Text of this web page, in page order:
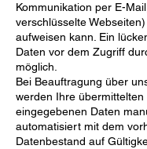
Kommunikation per E-
verschlüsselte
aufweisen kann. Ein
Daten vor dem Zugriff
möglich.
Bei Beauftragung über
werden Ihre übermittelten
eingegebenen Daten
automatisiert mit dem
Datenbestand auf